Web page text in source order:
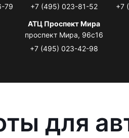
79
+7 (495) 023-81-52
+7
АТЦ Проспект Мира
проспект Мира, 96с16
+7 (495) 023-42-98
для